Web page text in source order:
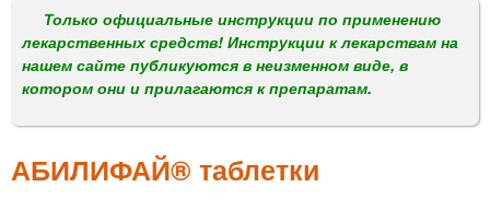
м
е
н
Только официальные инструкции по применению
лекарственных средств! Инструкции к лекарствам на
нашем сайте публикуются в неизменном виде, в
котором они и прилагаются к препаратам.
АБИЛИФАЙ® таблетки